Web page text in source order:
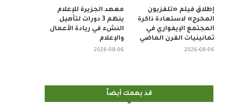
معهد الجزيرة للإعلام
ينظم 3 دورات لتأهيل
النشء في ريادة الأعمال
والإعلام
2026-08-06
إطلاق فيلم «تلفزيون
المخرج» لاستعادة ذاكرة
المجتمع الإيفواري في
ثمانينيات القرن الماضي
2026-08-06
قد يهمك أيضاً